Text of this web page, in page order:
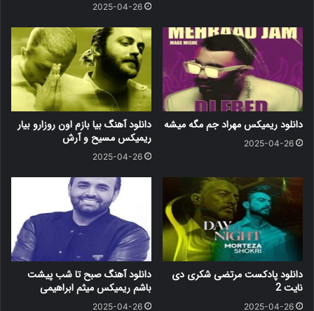
2025-04-26
دانلود ریمیکس مهراد جم مگه میشه
2025-04-26
دانلود آهنگ بیا بازم اون روزارو بیار
ریمیکس مسیح و آرش
2025-04-26
دانلود پادکست مرتضی شکری دی
نایت 2
2025-04-26
دانلود آهنگ صبح تا شب پیشت
باشم ریمیکس میثم ابراهیمی
2025-04-26